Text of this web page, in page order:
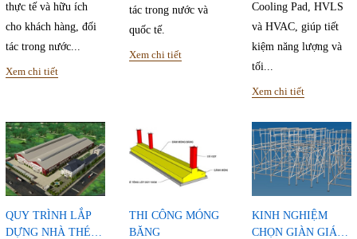
thực tế và hữu ích
cho khách hàng, đối
tác trong nước...
Xem chi tiết
tác trong nước và
quốc tế.
Xem chi tiết
Cooling Pad, HVLS
và HVAC, giúp tiết
kiệm năng lượng và
tối...
Xem chi tiết
QUY TRÌNH LẮP
DỰNG NHÀ THÉP
THI CÔNG MÓNG
BĂNG
KINH NGHIỆM
CHỌN GIÀN GIÁO